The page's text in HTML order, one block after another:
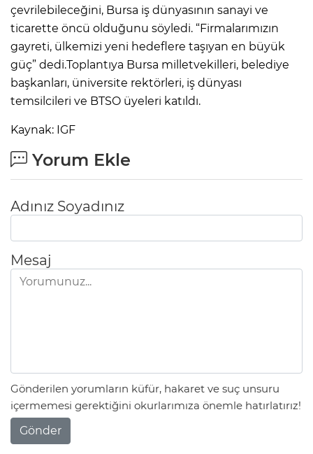
çevrilebileceğini, Bursa iş dünyasının sanayi ve
ticarette öncü olduğunu söyledi. “Firmalarımızın
gayreti, ülkemizi yeni hedeflere taşıyan en büyük
güç” dedi.Toplantıya Bursa milletvekilleri, belediye
başkanları, üniversite rektörleri, iş dünyası
temsilcileri ve BTSO üyeleri katıldı.
Kaynak: IGF
Yorum Ekle
Adınız Soyadınız
Mesaj
Gönderilen yorumların küfür, hakaret ve suç unsuru
içermemesi gerektiğini okurlarımıza önemle hatırlatırız!
Gönder